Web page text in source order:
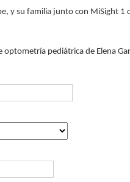
y su familia junto con
optometría pediátrica de Elena